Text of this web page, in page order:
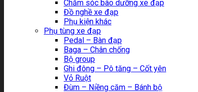
Chăm sóc bão dưỡng xe đạp
Đồ nghề xe đạp
Phụ kiện khác
Phụ tùng xe đạp
Pedal – Bàn đạp
Baga – Chân chống
Bộ group
Ghi đông – Pô tăng – Cốt yên
Vỏ Ruột
Đùm – Niềng căm – Bánh bộ